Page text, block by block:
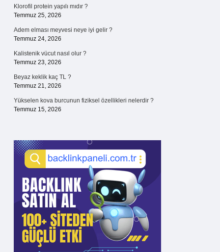
Klorofil protein yapılı mıdır ?
Temmuz 25, 2026
Adem elması meyvesi neye iyi gelir ?
Temmuz 24, 2026
Kalistenik vücut nasıl olur ?
Temmuz 23, 2026
Beyaz keklik kaç TL ?
Temmuz 21, 2026
Yükselen kova burcunun fiziksel özellikleri nelerdir ?
Temmuz 15, 2026